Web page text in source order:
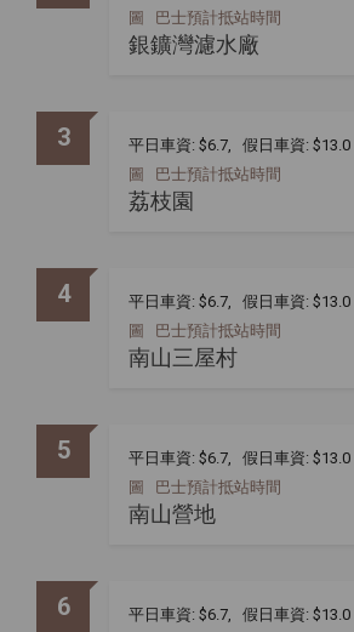
圖
巴士預計抵站時間
銀鑛灣濾水廠
3 平日車資: $6.7, 假日車資: $13.0
圖
巴士預計抵站時間
荔枝園
4 平日車資: $6.7, 假日車資: $13.0
圖
巴士預計抵站時間
南山三屋村
5 平日車資: $6.7, 假日車資: $13.0
圖
巴士預計抵站時間
南山營地
6 平日車資: $6.7, 假日車資: $13.0